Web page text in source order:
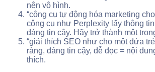
nên vô hình.
“công cụ tự động hóa marketing
công cụ như Perplexity lấy thông
đáng tin cậy. Hãy trở thành một
“giải thích SEO như cho một đứa
ràng, đáng tin cậy, dễ đọc = nội
thích.